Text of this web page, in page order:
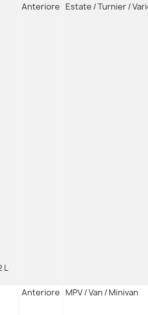
L
Anteriore Estate / Turnier /
Anteriore MPV / Van / Minivan